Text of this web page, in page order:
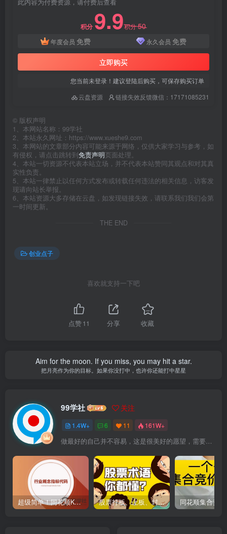
此内容为付费资源，请付费后查看
积分 9.9积分50
年度会员 免费 永久会员 免费
立即购买
您当前未登录！建议登陆后购买，可保存购买订单
云盘资源
链接失效反馈微信：17171085231
© 版权声明
1、本网站名称：99学社
2、本站永久网址：https://www.xueshe9.com
3、本网站的文章部分内容可能来源于网络，仅供大家学习与参考，如
有侵权，请点击跳转到免责声明页面处理。
4、本站一切资源不代表本站立场，并不代表本站赞同其观点和对其真
实性负责。
5、本站一律禁止以任何方式发布或转载任何违法的相关信息，访客发
现请向站长举报。
6、本站资源大多存储在云盘，如发现链接失效，请联系我们我们会第
一时间更新。
THE END
创业点子
喜欢就支持一下吧
点赞11 分享 收藏
Aim for the moon. If you miss, you may hit a star.
把月亮作为你的目标。如果你没打中，也许你还能打中星星
99学社 关注
1.4W+ 6 11 161W+
做最好的自己并不容易，这是很美好的愿望，需要耐心、坚持和毅力
超级简单！同花顺K线界面显示行业概念指标代码图解 股票打板、上板、封板、翘板、炸板是什么意思？炒股你必须懂的暗语！